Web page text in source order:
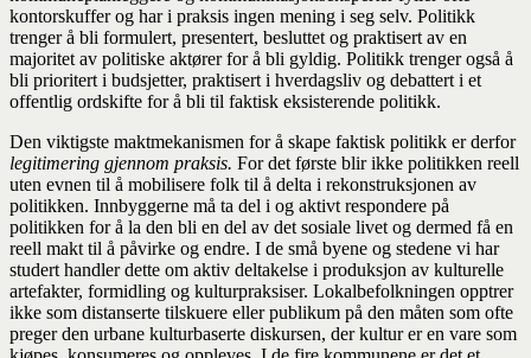
kontorskuffer og har i praksis ingen mening i seg selv. Politikk
trenger å bli formulert, presentert, besluttet og praktisert av en
majoritet av politiske aktører for å bli gyldig. Politikk trenger også å
bli prioritert i budsjetter, praktisert i hverdagsliv og debattert i et
offentlig ordskifte for å bli til faktisk eksisterende politikk.
Den viktigste maktmekanismen for å skape faktisk politikk er derfor
legitimering gjennom praksis. For det første blir ikke politikken reell
uten evnen til å mobilisere folk til å delta i rekonstruksjonen av
politikken. Innbyggerne må ta del i og aktivt respondere på
politikken for å la den bli en del av det sosiale livet og dermed få en
reell makt til å påvirke og endre. I de små byene og stedene vi har
studert handler dette om aktiv deltakelse i produksjon av kulturelle
artefakter, formidling og kulturpraksiser. Lokalbefolkningen opptrer
ikke som distanserte tilskuere eller publikum på den måten som ofte
preger den urbane kulturbaserte diskursen, der kultur er en vare som